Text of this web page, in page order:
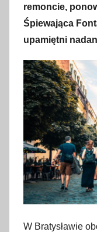
o
w
a
o
2
4
k
i
e
t
n
i
a
remoncie,
Śpiewająca
upamiętni
W Bratysławie